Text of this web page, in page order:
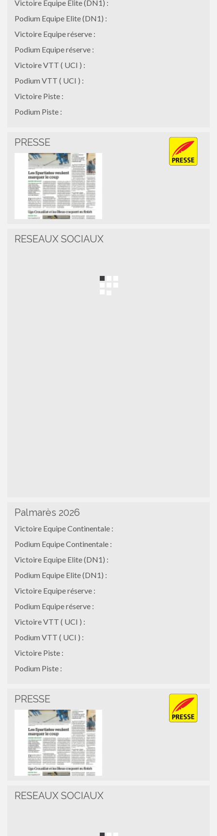
Victoire Equipe Elite (DN1) :
Podium Equipe Elite (DN1) :
Victoire Equipe réserve :
Podium Equipe réserve :
Victoire VTT ( UCI ) :
Podium VTT ( UCI ) :
Victoire Piste :
Podium Piste :
PRESSE
RESEAUX SOCIAUX
Palmarès 2026
Victoire Equipe Continentale :
Podium Equipe Continentale :
Victoire Equipe Elite (DN1) :
Podium Equipe Elite (DN1) :
Victoire Equipe réserve :
Podium Equipe réserve :
Victoire VTT ( UCI ) :
Podium VTT ( UCI ) :
Victoire Piste :
Podium Piste :
PRESSE
RESEAUX SOCIAUX